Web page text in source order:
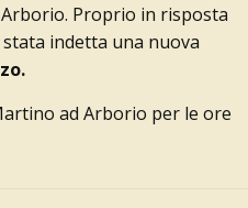
Proprio in risposta
indetta una nuova
ad Arborio per le ore